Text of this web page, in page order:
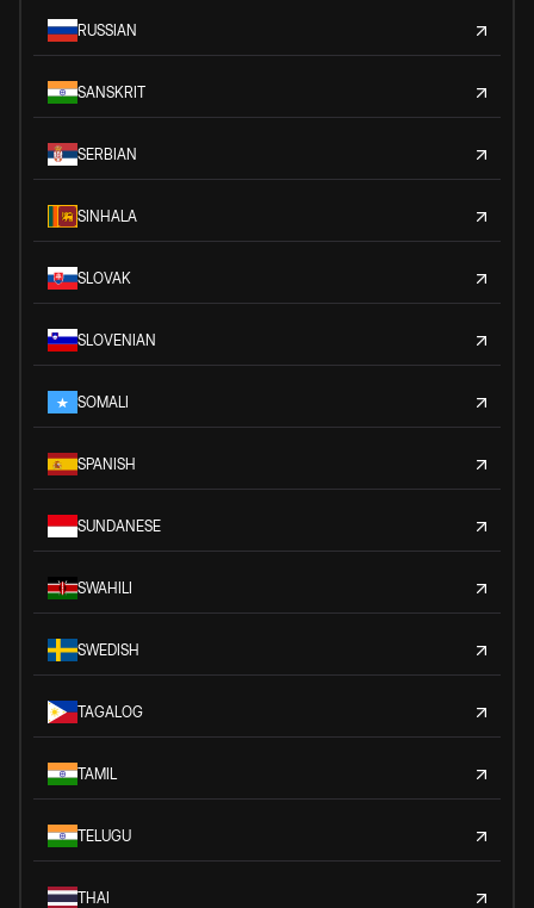
RUSSIAN
SANSKRIT
SERBIAN
SINHALA
SLOVAK
SLOVENIAN
SOMALI
SPANISH
SUNDANESE
SWAHILI
SWEDISH
TAGALOG
TAMIL
TELUGU
THAI